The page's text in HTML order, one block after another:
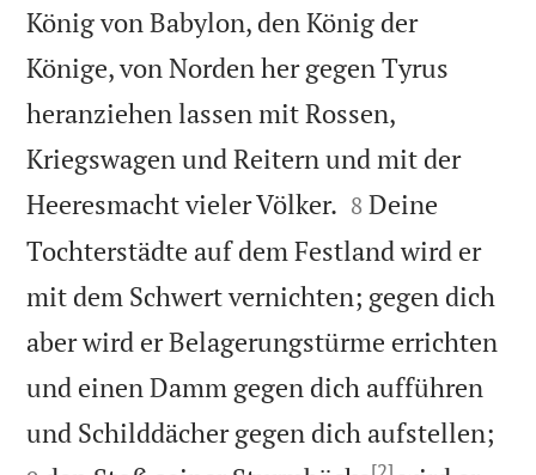
König von Babylon, den König der
Könige, von Norden her gegen Tyrus
heranziehen lassen mit Rossen,
Kriegswagen und Reitern und mit der
Heeresmacht vieler Völker. 

8 Deine
Tochterstädte auf dem Festland wird er
mit dem Schwert vernichten; gegen dich
aber wird er Belagerungstürme errichten
und einen Damm gegen dich aufführen
und Schilddächer gegen dich aufstellen;